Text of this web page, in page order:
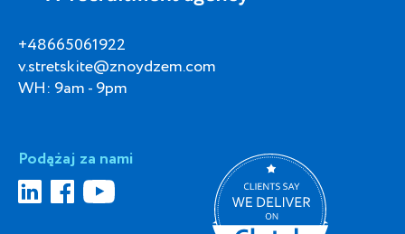
+48665061922
v.stretskite@znoydzem.com
WH: 9am - 9pm
Podążaj za nami